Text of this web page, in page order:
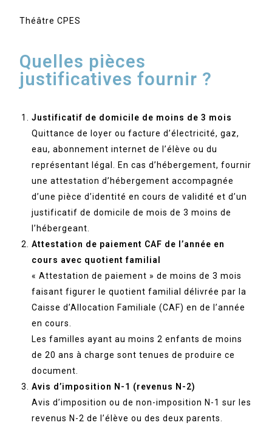
Théâtre CPES
Quelles pièces
justificatives fournir ?
Justificatif de domicile de moins de 3 mois
Quittance de loyer ou facture d’électricité, gaz,
eau, abonnement internet de l’élève ou du
représentant légal. En cas d’hébergement, fournir
une attestation d’hébergement accompagnée
d’une pièce d’identité en cours de validité et d’un
justificatif de domicile de mois de 3 moins de
l’hébergeant.
Attestation de paiement CAF de l’année en
cours avec quotient familial
« Attestation de paiement » de moins de 3 mois
faisant figurer le quotient familial délivrée par la
Caisse d’Allocation Familiale (CAF) en de l’année
en cours.
Les familles ayant au moins 2 enfants de moins
de 20 ans à charge sont tenues de produire ce
document.
Avis d’imposition N-1 (revenus N-2)
Avis d’imposition ou de non-imposition N-1 sur les
revenus N-2 de l’élève ou des deux parents.